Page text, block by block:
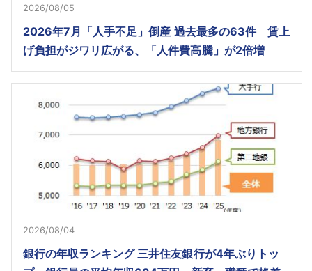
2026/08/05
2026年7月「人手不足」倒産 過去最多の63件 賃上
げ負担がジワリ広がる、「人件費高騰」が2倍増
2026/08/04
銀行の年収ランキング 三井住友銀行が4年ぶりトッ